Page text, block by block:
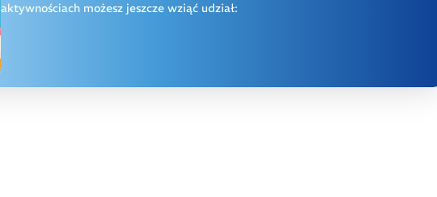
aktywnościach możesz jeszcze wziąć udział: